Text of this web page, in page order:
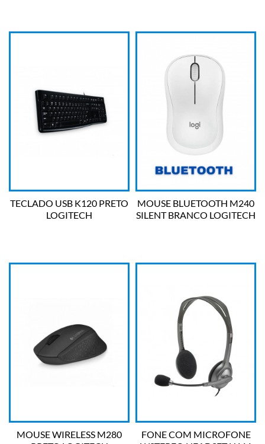
TECLADO USB K120 PRETO
LOGITECH
MOUSE BLUETOOTH M240
SILENT BRANCO LOGITECH
MOUSE WIRELESS M280
FONE COM MICROFONE